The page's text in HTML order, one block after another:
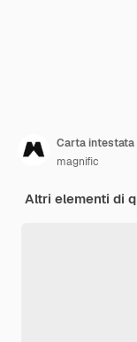
Carta
magnific
Altri elementi di